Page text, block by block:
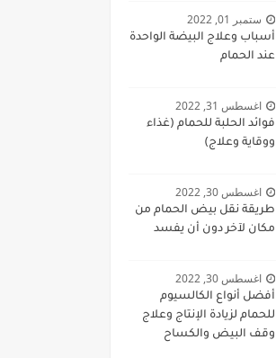
ستمبر 01, 2022
أسباب وعلاج البيضة الواحدة
عند الحمام
اغسطس 31, 2022
فوائد الحلبة للحمام (غذاء
ووقاية وعلاج)
اغسطس 30, 2022
طريقة نقل بيض الحمام من
مكان لآخر دون أن يفسد
اغسطس 30, 2022
أفضل أنواع الكالسيوم
للحمام لزيادة الإنتاج وعلاج
وقف البيض والكساح